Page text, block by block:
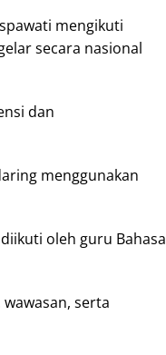
mengikuti
secara nasional
dan
menggunakan
oleh guru Bahasa
serta